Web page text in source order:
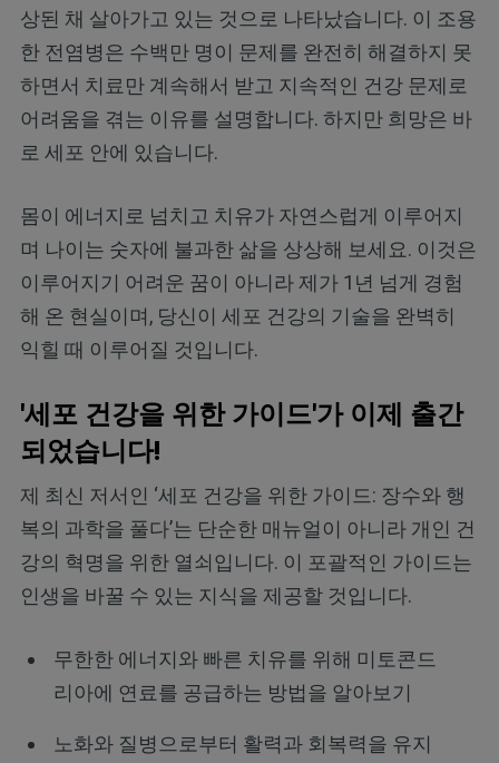
상된 채 살아가고 있는 것으로 나타났습니다. 이 조용
한 전염병은 수백만 명이 문제를 완전히 해결하지 못
하면서 치료만 계속해서 받고 지속적인 건강 문제로
어려움을 겪는 이유를 설명합니다. 하지만 희망은 바
로 세포 안에 있습니다.
몸이 에너지로 넘치고 치유가 자연스럽게 이루어지
며 나이는 숫자에 불과한 삶을 상상해 보세요. 이것은
이루어지기 어려운 꿈이 아니라 제가 1년 넘게 경험
해 온 현실이며, 당신이 세포 건강의 기술을 완벽히
익힐 때 이루어질 것입니다.
'세포 건강을 위한 가이드'가 이제 출간
되었습니다!
제 최신 저서인 ‘세포 건강을 위한 가이드: 장수와 행
복의 과학을 풀다’는 단순한 매뉴얼이 아니라 개인 건
강의 혁명을 위한 열쇠입니다. 이 포괄적인 가이드는
인생을 바꿀 수 있는 지식을 제공할 것입니다.
무한한 에너지와 빠른 치유를 위해 미토콘드
리아에 연료를 공급하는 방법을 알아보기
노화와 질병으로부터 활력과 회복력을 유지